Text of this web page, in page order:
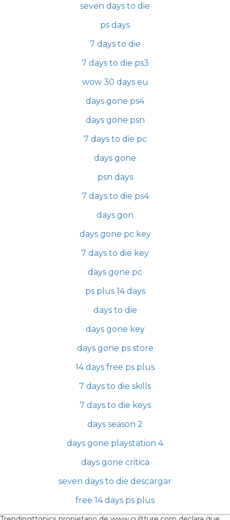
seven days to die
ps days
7 days to die
7 days to die ps3
wow 30 days eu
days gone ps4
days gone psn
7 days to die pc
days gone
psn days
7 days to die ps4
days gon
days gone pc key
7 days to die key
days gone pc
ps plus 14 days
days to die
days gone key
days gone ps store
14 days free ps plus
7 days to die skills
7 days to die keys
days season 2
days gone playstation 4
days gone critica
seven days to die descargar
free 14 days ps plus